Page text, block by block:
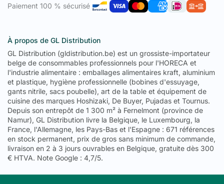
Paiement 100 % sécurisé
À propos de GL Distribution
GL Distribution (gldistribution.be) est un grossiste-importateur
belge de consommables professionnels pour l'HORECA et
l'industrie alimentaire : emballages alimentaires kraft, aluminium
et plastique, hygiène professionnelle (bobines d'essuyage,
gants nitrile, sacs poubelle), art de la table et équipement de
cuisine des marques Hoshizaki, De Buyer, Pujadas et Tournus.
Depuis son entrepôt de 1 300 m² à Fernelmont (province de
Namur), GL Distribution livre la Belgique, le Luxembourg, la
France, l'Allemagne, les Pays-Bas et l'Espagne : 671 références
en stock permanent, prix de gros sans minimum de commande,
livraison en 2 à 3 jours ouvrables en Belgique, gratuite dès 300
€ HTVA. Note Google : 4,7/5.